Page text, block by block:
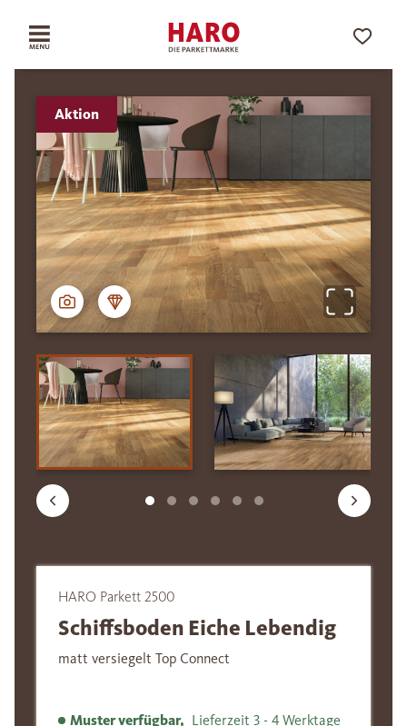
Aktion
HARO Parkett 2500
Schiffsboden Eiche Lebendig
matt versiegelt Top Connect
Muster verfügbar, Lieferzeit 3 - 4 Werktage